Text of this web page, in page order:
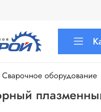
Сварочное оборудование